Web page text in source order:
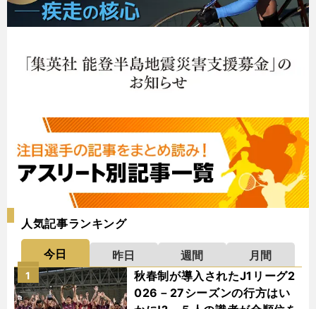
人気記事ランキング
今日 昨日 週間
月間
秋春制が導入されたJ1リーグ2
026－27シーズンの行方はい
1